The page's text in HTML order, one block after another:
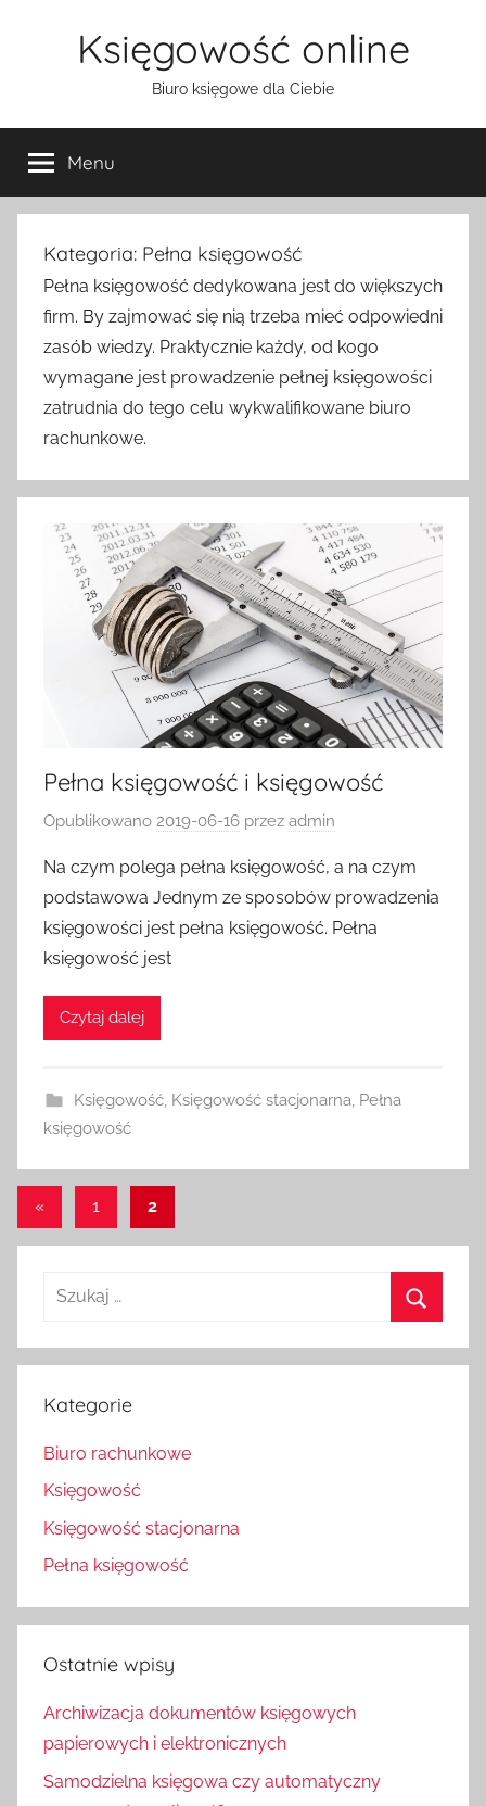
Księgowość online
Biuro księgowe dla Ciebie
Menu
Kategoria: Pełna księgowość
Pełna księgowość dedykowana jest do większych
firm. By zajmować się nią trzeba mieć odpowiedni
zasób wiedzy. Praktycznie każdy, od kogo
wymagane jest prowadzenie pełnej księgowości
zatrudnia do tego celu wykwalifikowane biuro
rachunkowe.
Pełna księgowość i księgowość
Opublikowano 2019-06-16 przez admin
Na czym polega pełna księgowość, a na czym
podstawowa Jednym ze sposobów prowadzenia
księgowości jest pełna księgowość. Pełna
księgowość jest
Czytaj dalej
Księgowość, Księgowość stacjonarna Pełna
księgowość
Stronicowanie
wpisów
«Poprzednie
wpisy
1 2
Szukaj:
Kategorie
Biuro rachunkowe
Księgowość
Księgowość stacjonarna
Pełna księgowość
Ostatnie wpisy
Archiwizacja dokumentów księgowych
papierowych i elektronicznych
Samodzielna księgowa czy automatyczny